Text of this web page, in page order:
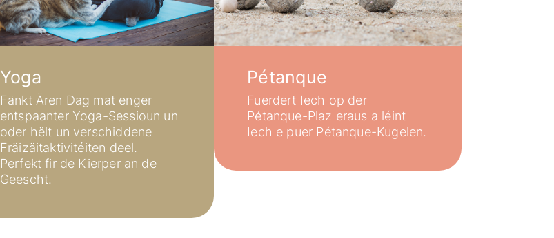
De Mënsch
COOPERATIONS S.Coop
Den Uert
D‘Mateneen
Yoga
Fänkt Ären Dag mat enger
entspaanter Yoga-Sessioun un
oder hëlt un verschiddene
Fräizäitaktivitéiten deel.
Perfekt fir de Kierper an de
Geescht.
Pétanque
Fuerdert Iech op der
Pétanque-Plaz eraus a léint
Iech e puer Pétanque-Kugelen.